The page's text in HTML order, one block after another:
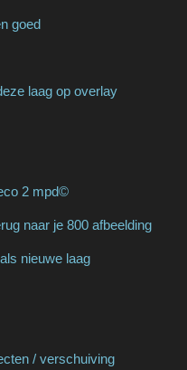
goed
laag op overlay
2 mpd©
naar je 800 afbeelding
nieuwe laag
/ verschuiving